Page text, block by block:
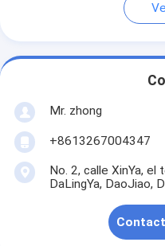
Mr. zhong
+8613267004347
No. 2, calle XinYa,
DaLingYa, DaoJiao,